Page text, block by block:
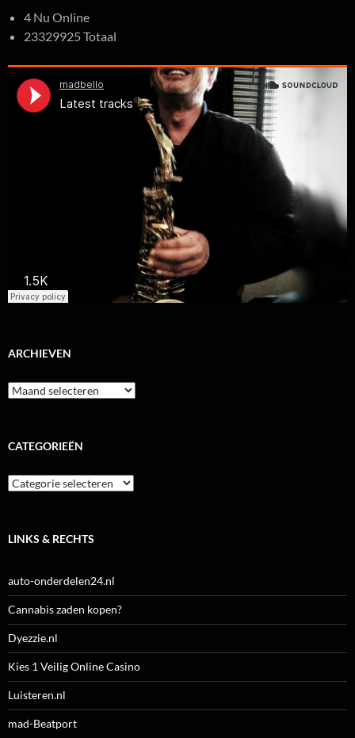
4 Nu Online
23329925 Totaal
ARCHIEVEN
Archieven
CATEGORIEËN
Categorieën
LINKS & RECHTS
auto-onderdelen24.nl
Cannabis zaden kopen?
Dyezzie.nl
Kies 1 Veilig Online Casino
Luisteren.nl
mad-Beatport